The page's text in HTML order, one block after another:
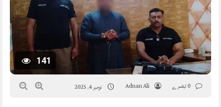
141
Adnan Ali نومبر 4, 2025